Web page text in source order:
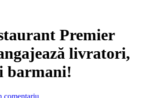
Premier
livratori,
barmani!
comentariu